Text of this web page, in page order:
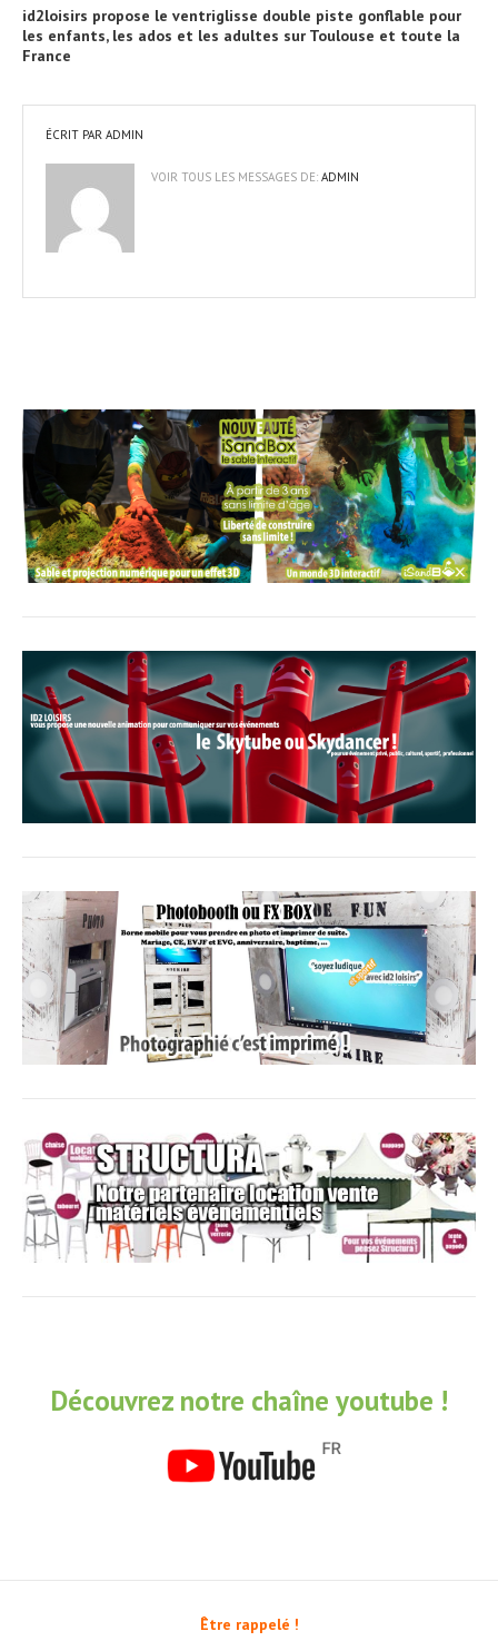
id2loisirs propose le ventriglisse double piste gonflable pour
les enfants, les ados et les adultes sur Toulouse et toute la
France
ÉCRIT PAR ADMIN
VOIR TOUS LES MESSAGES DE: ADMIN
Découvrez notre chaîne youtube !
Être rappelé !